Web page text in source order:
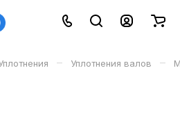
– Уплотнения валов –